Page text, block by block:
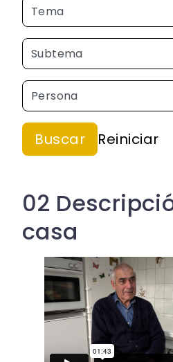
02
casa